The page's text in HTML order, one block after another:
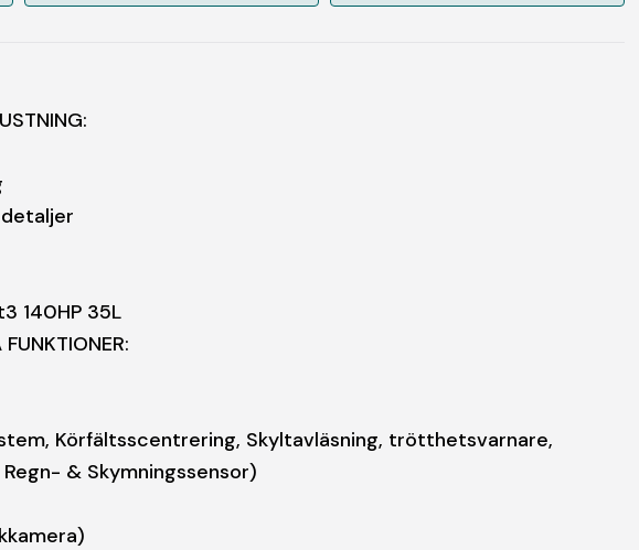
140HP 35L
Körfältsscentrering, Skyltavläsning, trötthetsvarnare,
& Skymningssensor)